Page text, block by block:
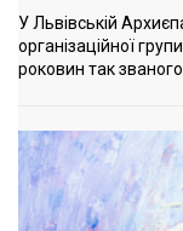
У Львівській
організаційної
роковин так званого